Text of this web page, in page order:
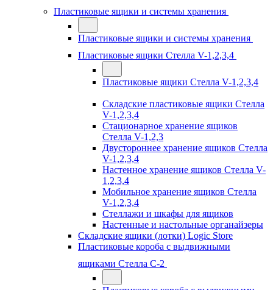
Пластиковые ящики и системы хранения
Пластиковые ящики и системы хранения
Пластиковые ящики Стелла V-1,2,3,4
Пластиковые ящики Стелла V-1,2,3,4
Складские пластиковые ящики Стелла
V-1,2,3,4
Стационарное хранение ящиков
Стелла V-1,2,3
Двустороннее хранение ящиков Стелла
V-1,2,3,4
Настенное хранение ящиков Стелла V-
1,2,3,4
Мобильное хранение ящиков Стелла
V-1,2,3,4
Стеллажи и шкафы для ящиков
Настенные и настольные органайзеры
Складские ящики (лотки) Logiс Store
Пластиковые короба с выдвижными
ящиками Стелла С-2